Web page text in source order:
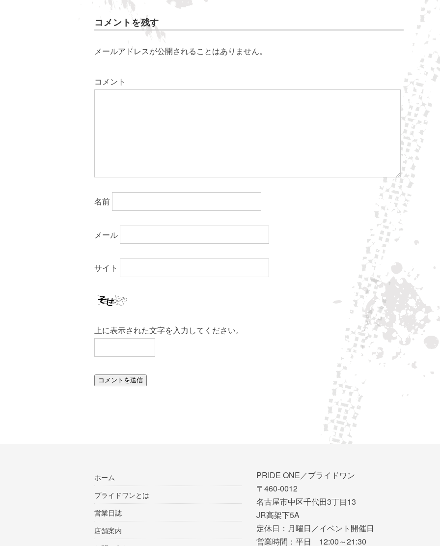
コメントを残す
メールアドレスが公開されることはありません。
コメント
名前
メール
サイト
上に表示された文字を入力してください。
ホーム
プライドワンとは
営業日誌
店舗案内
PRIDE ONE／プライドワン
〒460-0012
名古屋市中区千代田3丁目13
JR高架下5A
定休日：月曜日／イベント開催日
営業時間：平日 12:00～21:30